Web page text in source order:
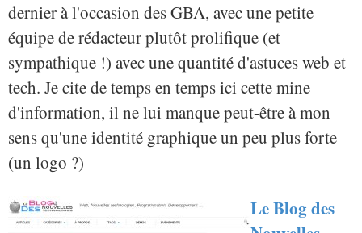
dernier à l'occasion des GBA, avec une petite
équipe de rédacteur plutôt prolifique (et
sympathique !) avec une quantité d'astuces web et
tech. Je cite de temps en temps ici cette mine
d'information, il ne lui manque peut-être à mon
sens qu'une identité graphique un peu plus forte
(un logo ?)
Le Blog des